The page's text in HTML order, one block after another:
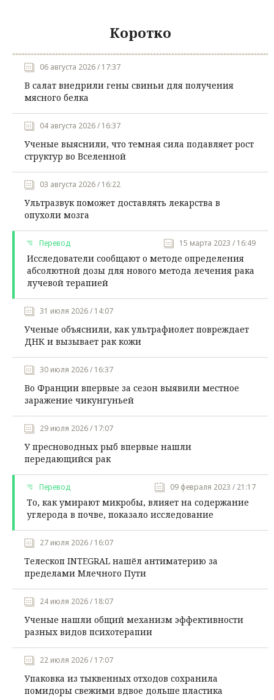
Коротко
06 августа 2026 / 17:37
В салат внедрили гены свиньи для получения
мясного белка
04 августа 2026 / 16:37
Ученые выяснили, что темная сила подавляет рост
структур во Вселенной
03 августа 2026 / 16:22
Ультразвук поможет доставлять лекарства в
опухоли мозга
Перевод 15 марта 2023 / 16:49
Исследователи сообщают о методе определения
абсолютной дозы для нового метода лечения рака
лучевой терапией
31 июля 2026 / 14:07
Ученые объяснили, как ультрафиолет повреждает
ДНК и вызывает рак кожи
30 июля 2026 / 16:37
Во Франции впервые за сезон выявили местное
заражение чикунгуньей
29 июля 2026 / 17:07
У пресноводных рыб впервые нашли
передающийся рак
Перевод 09 февраля 2023 / 21:17
То, как умирают микробы, влияет на содержание
углерода в почве, показало исследование
27 июля 2026 / 16:07
Телескоп INTEGRAL нашёл антиматерию за
пределами Млечного Пути
24 июля 2026 / 18:07
Ученые нашли общий механизм эффективности
разных видов психотерапии
22 июля 2026 / 17:07
Упаковка из тыквенных отходов сохранила
помидоры свежими вдвое дольше пластика